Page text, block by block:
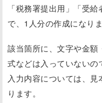
「税務署提出用」「受
で、1人分の作成になりま
該当箇所に、文字や金
式などは入っていないの
入力内容については、
ります。